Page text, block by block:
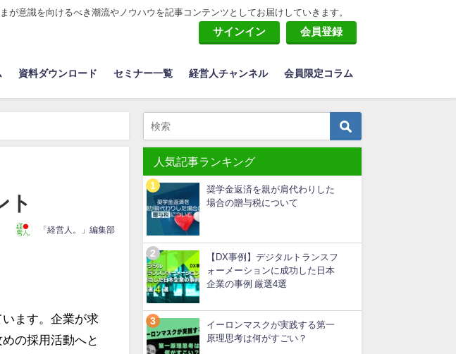
意識を向けるべき潮流やノウハウを記事コンテンツとしてお届けしていきます。
サインイン 会員登録
資料ダウンロード セミナー一覧 経営人チャンネル 会員限定コラム
ト
「経営人。」編集部
ます。企業が求
の採用活動へと
人気記事ランキング
奨学金返済を親が肩代わりした
場合の贈与税について
【DX事例】デジタルトランスフ
ォーメーションに成功した日本
企業の事例 厳選4選
イーロンマスクが実践する第一
原理思考は何がすごい？